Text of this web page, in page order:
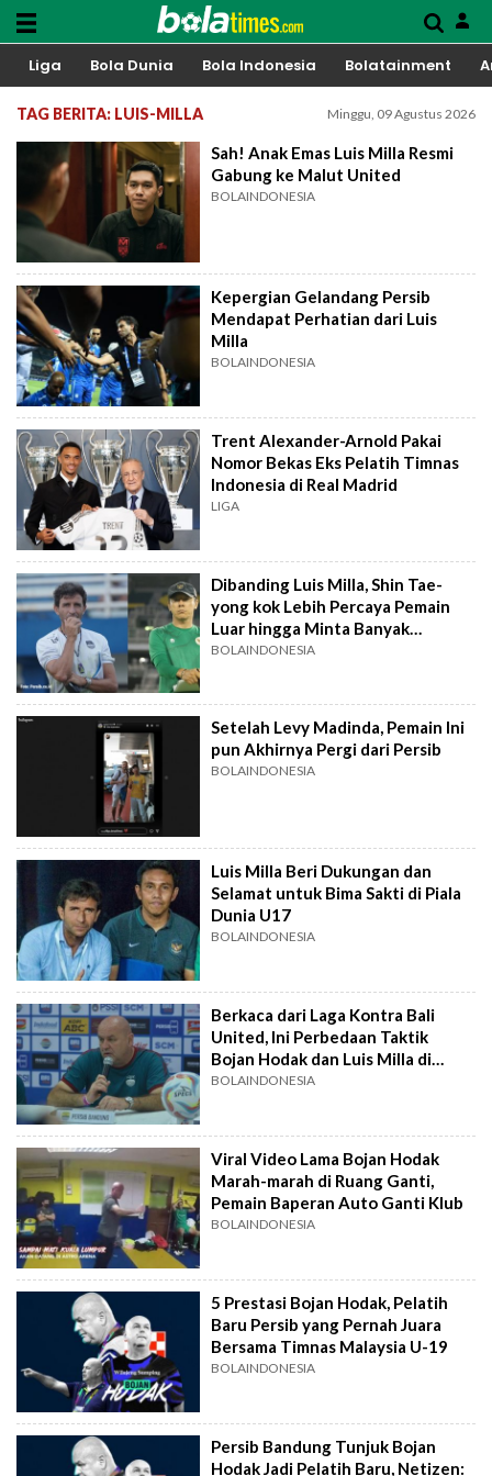
Liga Bola Dunia Bola Indonesia Bolatainment
TAG BERITA: LUIS-MILLA Minggu, 09 Agustus 2026
Sah! Anak Emas Luis Milla Resmi
Gabung ke Malut United
BOLAINDONESIA
Kepergian Gelandang Persib
Mendapat Perhatian dari Luis
Milla
BOLAINDONESIA
Trent Alexander-Arnold Pakai
Nomor Bekas Eks Pelatih Timnas
Indonesia di Real Madrid
LIGA
Dibanding Luis Milla, Shin Tae-
yong kok Lebih Percaya Pemain
Luar hingga Minta Banyak
Naturalisasi
BOLAINDONESIA
Setelah Levy Madinda, Pemain Ini
pun Akhirnya Pergi dari Persib
BOLAINDONESIA
Luis Milla Beri Dukungan dan
Selamat untuk Bima Sakti di Piala
Dunia U17
BOLAINDONESIA
Berkaca dari Laga Kontra Bali
United, Ini Perbedaan Taktik
Bojan Hodak dan Luis Milla di
Persib Bandung
BOLAINDONESIA
Viral Video Lama Bojan Hodak
Marah-marah di Ruang Ganti,
Pemain Baperan Auto Ganti Klub
BOLAINDONESIA
5 Prestasi Bojan Hodak, Pelatih
Baru Persib yang Pernah Juara
Bersama Timnas Malaysia U-19
BOLAINDONESIA
Persib Bandung Tunjuk Bojan
Hodak Jadi Pelatih Baru, Netizen: